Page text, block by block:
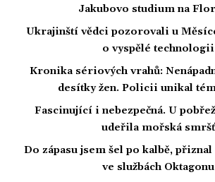
Jakubovo studium na
Ukrajinští vědci pozorovali u
o vyspělé technologii
Kronika sériových vrahů:
desítky žen. Policii unikal
Fascinující i nebezpečná. U
udeřila mořská smršť
Do zápasu jsem šel po kalbě,
ve službách Oktagonu